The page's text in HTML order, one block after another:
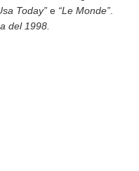
Today” e “Le Monde”.
del 1998.